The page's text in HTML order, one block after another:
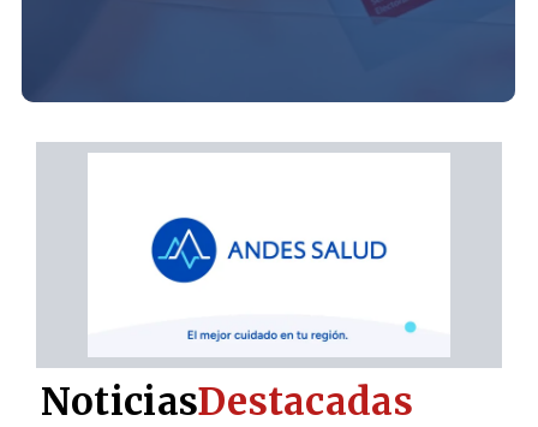
NoticiasDestacadas